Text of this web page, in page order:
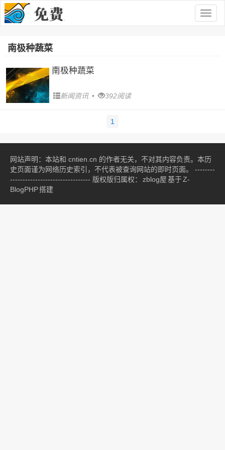
南极种蔬菜
南极种蔬菜
新闻资讯 • 392阅读
1
网站声明：本站和 cntien.cn 的作者无关，不对其内容负责。本历
史页面谨为网络历史索引，不代表被查询网站的即时页面。 --------
-------------------------------- 版权版归属权：
zblog屋基于Z-
BlogPHP搭建